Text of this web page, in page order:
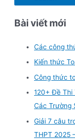
Bài viết mới
Các công
Kiến thức
Công thức
120+ Đề Thi
Các Trường
Giải 7 câu
THPT 2025